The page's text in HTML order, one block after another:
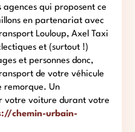
agences qui proposent ce
en partenariat avec
Louloup, Axel Taxi
et (surtout !)
et personnes donc,
de votre véhicule
remorque. Un
votre voiture durant votre
chemin-urbain-